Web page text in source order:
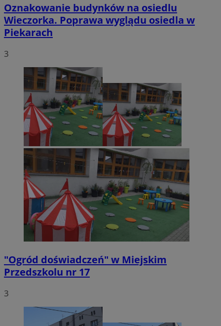
Oznakowanie budynków na osiedlu
Wieczorka. Poprawa wyglądu osiedla w
Piekarach
3
"Ogród doświadczeń" w Miejskim
Przedszkolu nr 17
3